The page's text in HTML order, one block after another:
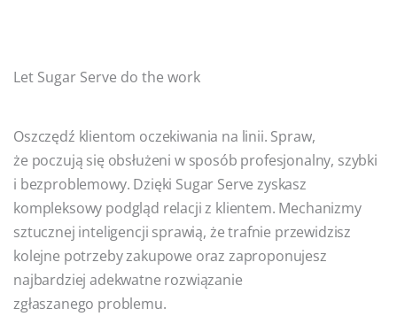
Let Sugar Serve do the work
Oszczędź klientom oczekiwania na linii. Spraw,
że poczują się obsłużeni w sposób profesjonalny, szybki
i bezproblemowy. Dzięki Sugar Serve zyskasz
kompleksowy podgląd relacji z klientem. Mechanizmy
sztucznej inteligencji sprawią, że trafnie przewidzisz
kolejne potrzeby zakupowe oraz zaproponujesz
najbardziej adekwatne rozwiązanie
zgłaszanego problemu.